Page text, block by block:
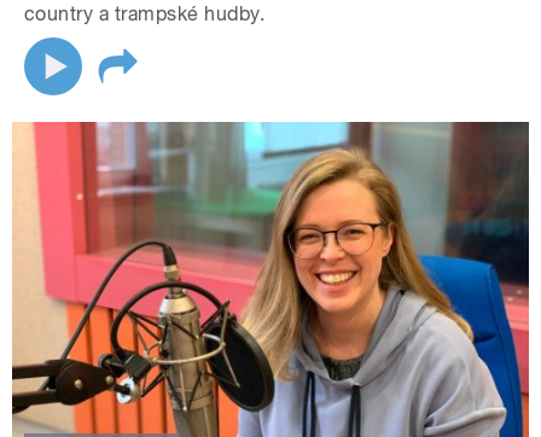
country a trampské hudby.